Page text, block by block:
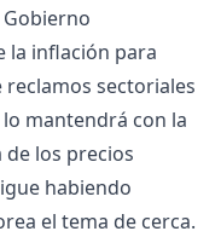
la inflación para
sectoriales
mantendrá con la
los precios
habiendo
el tema de cerca.